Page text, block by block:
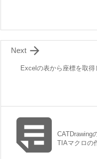
Excelの表から座標を取

Next
CATDrawing
TIAマクロの